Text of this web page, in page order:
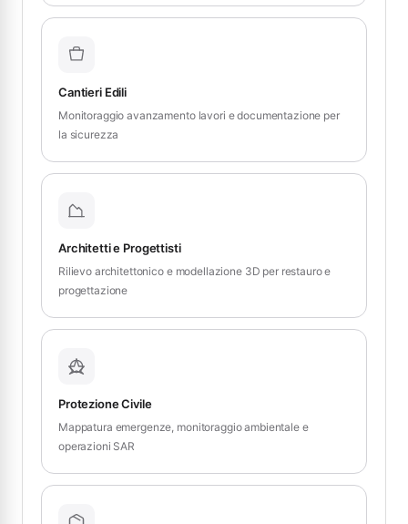
Cantieri Edili
Monitoraggio avanzamento lavori e documentazione per
la sicurezza
Architetti e Progettisti
Rilievo architettonico e modellazione 3D per restauro e
progettazione
Protezione Civile
Mappatura emergenze, monitoraggio ambientale e
operazioni SAR